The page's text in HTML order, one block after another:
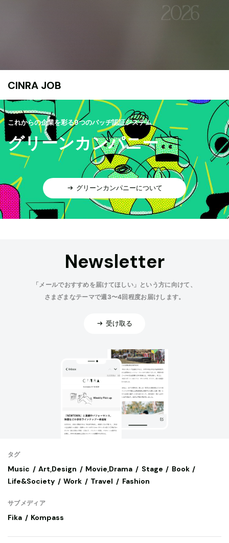
CINRA JOB
これからの企業を彩る9つのバッヂ認証システム
グリーンカンパニー
グリーンカンパニーについて
Newsletter
「メールでおすすめを届けてほしい」という方に向けて、
さまざまなテーマで週3〜4回程度お届けします。
受け取る
タグ
Music Art,Design Movie,Drama Stage
Book
Life&Society
Work Travel Fashion
サブメディア
Fika Kompass